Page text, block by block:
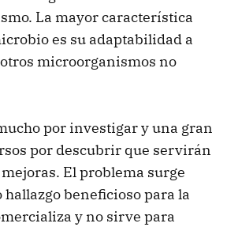
La mayor característica
es su adaptabilidad a
microorganismos no
por investigar y una gran
por descubrir que servirán
El problema surge
beneficioso para la
y no sirve para